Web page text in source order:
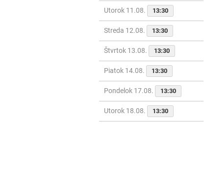
Utorok 11.08. 13:30
Streda 12.08. 13:30
Štvrtok 13.08. 13:30
Piatok 14.08. 13:30
Pondelok 17.08. 13:30
Utorok 18.08. 13:30